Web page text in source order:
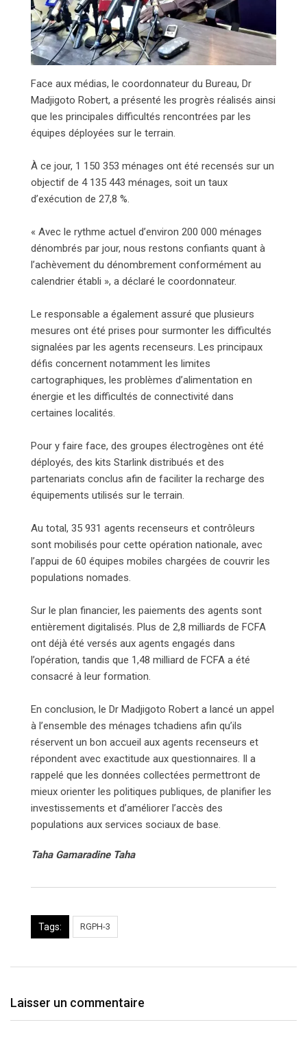
Face aux médias, le coordonnateur du Bureau, Dr
Madjigoto Robert, a présenté les progrès réalisés ainsi
que les principales difficultés rencontrées par les
équipes déployées sur le terrain.
À ce jour, 1 150 353 ménages ont été recensés sur un
objectif de 4 135 443 ménages, soit un taux
d’exécution de 27,8 %.
« Avec le rythme actuel d’environ 200 000 ménages
dénombrés par jour, nous restons confiants quant à
l’achèvement du dénombrement conformément au
calendrier établi », a déclaré le coordonnateur.
Le responsable a également assuré que plusieurs
mesures ont été prises pour surmonter les difficultés
signalées par les agents recenseurs. Les principaux
défis concernent notamment les limites
cartographiques, les problèmes d’alimentation en
énergie et les difficultés de connectivité dans
certaines localités.
Pour y faire face, des groupes électrogènes ont été
déployés, des kits Starlink distribués et des
partenariats conclus afin de faciliter la recharge des
équipements utilisés sur le terrain.
Au total, 35 931 agents recenseurs et contrôleurs
sont mobilisés pour cette opération nationale, avec
l’appui de 60 équipes mobiles chargées de couvrir les
populations nomades.
Sur le plan financier, les paiements des agents sont
entièrement digitalisés. Plus de 2,8 milliards de FCFA
ont déjà été versés aux agents engagés dans
l’opération, tandis que 1,48 milliard de FCFA a été
consacré à leur formation.
En conclusion, le Dr Madjigoto Robert a lancé un appel
à l’ensemble des ménages tchadiens afin qu’ils
réservent un bon accueil aux agents recenseurs et
répondent avec exactitude aux questionnaires. Il a
rappelé que les données collectées permettront de
mieux orienter les politiques publiques, de planifier les
investissements et d’améliorer l’accès des
populations aux services sociaux de base.
Taha Gamaradine Taha
Tags: RGPH-3
Laisser un commentaire